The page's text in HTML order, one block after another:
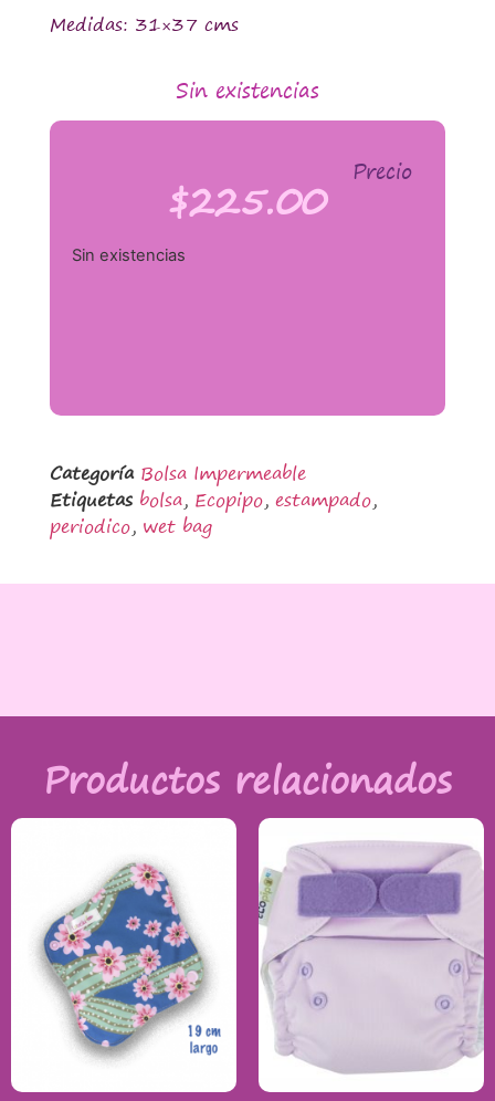
Medidas: 31×37 cms
Sin existencias
Precio
$225.00
Sin existencias
Categoría Bolsa Impermeable
Etiquetas bolsa, Ecopipo, estampado,
periodico, wet bag
Productos relacionados